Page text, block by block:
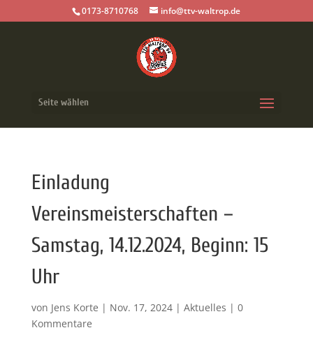
0173-8710768 info@ttv-waltrop.de
Seite wählen
Einladung
Vereinsmeisterschaften –
Samstag, 14.12.2024, Beginn: 15
Uhr
von Jens Korte | Nov. 17, 2024| Aktuelles | 0
Kommentare